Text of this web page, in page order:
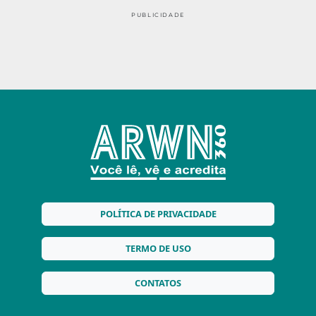
PUBLICIDADE
POLÍTICA DE PRIVACIDADE
TERMO DE USO
CONTATOS